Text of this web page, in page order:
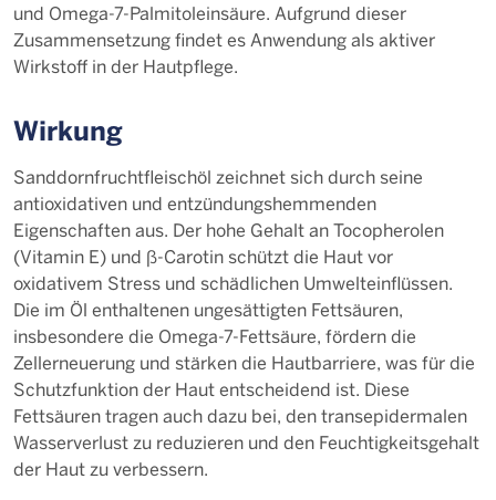
und Omega-7-Palmitoleinsäure. Aufgrund dieser
Zusammensetzung findet es Anwendung als aktiver
Wirkstoff in der Hautpflege.
Wirkung
Sanddornfruchtfleischöl zeichnet sich durch seine
antioxidativen und entzündungshemmenden
Eigenschaften aus. Der hohe Gehalt an Tocopherolen
(Vitamin E) und β-Carotin schützt die Haut vor
oxidativem Stress und schädlichen Umwelteinflüssen.
Die im Öl enthaltenen ungesättigten Fettsäuren,
insbesondere die Omega-7-Fettsäure, fördern die
Zellerneuerung und stärken die Hautbarriere, was für die
Schutzfunktion der Haut entscheidend ist. Diese
Fettsäuren tragen auch dazu bei, den transepidermalen
Wasserverlust zu reduzieren und den Feuchtigkeitsgehalt
der Haut zu verbessern.